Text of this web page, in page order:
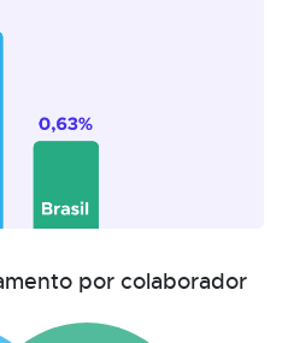
por colaborador